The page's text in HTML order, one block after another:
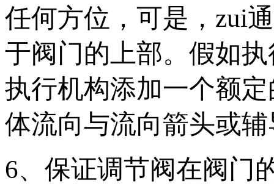
任何方位，可是，zui
于阀门的上部。假如
执行机构添加一个额
体流向与流向箭头
6、保证调节阀在阀门